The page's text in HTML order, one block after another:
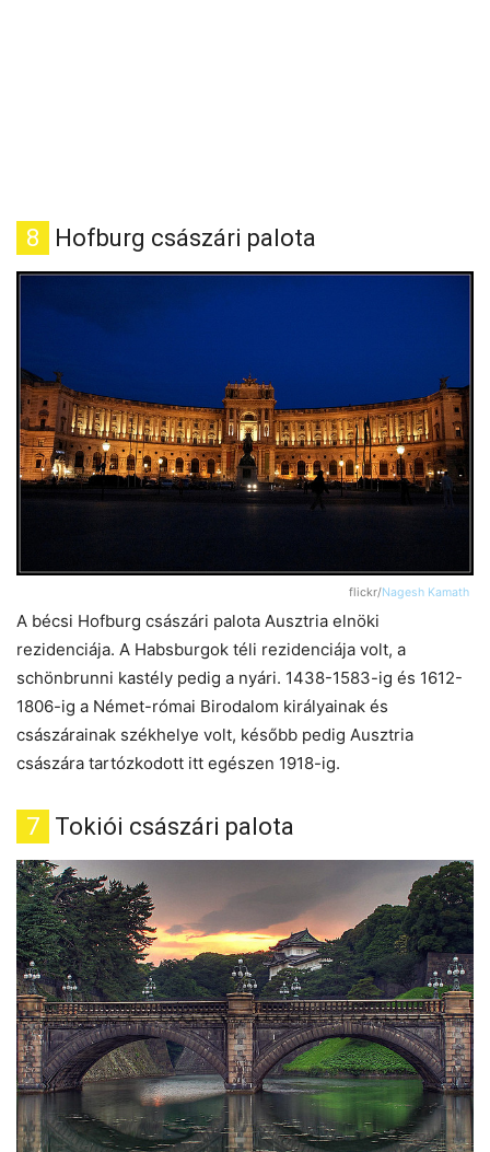
8 Hofburg császári palota
flickr/Nagesh Kamath
A bécsi Hofburg császári palota Ausztria elnöki
rezidenciája. A Habsburgok téli rezidenciája volt, a
schönbrunni kastély pedig a nyári. 1438-1583-ig és 1612-
1806-ig a Német-római Birodalom királyainak és
császárainak székhelye volt, később pedig Ausztria
császára tartózkodott itt egészen 1918-ig.
7 Tokiói császári palota